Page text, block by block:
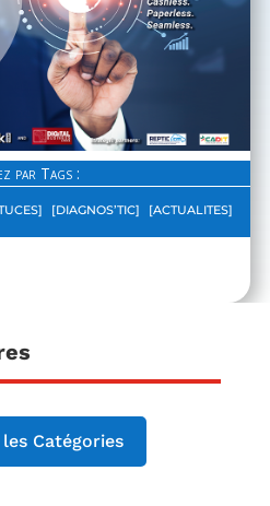
par Tags :
[DIAGNOS’TIC] [ACTUALITES]
Catégories